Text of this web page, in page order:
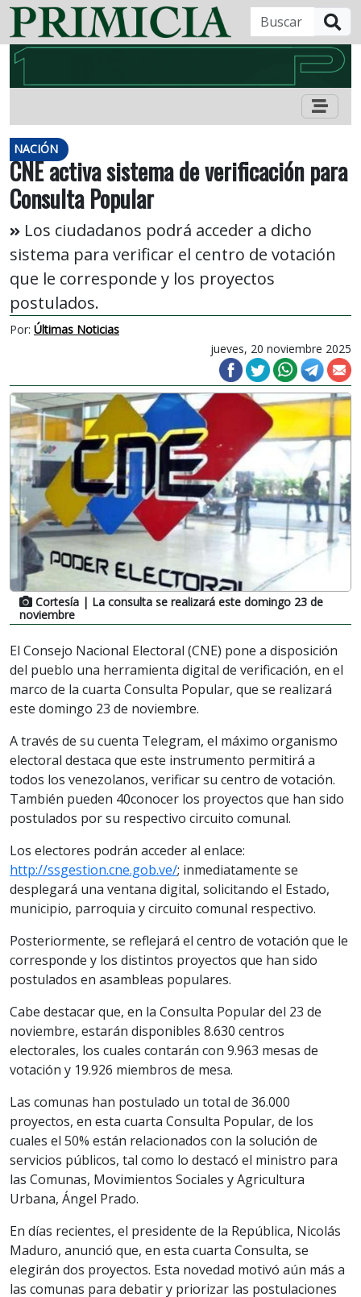
NACIÓN
CNE activa sistema de verificación para
Consulta Popular
Los ciudadanos podrá acceder a dicho
sistema para verificar el centro de votación
que le corresponde y los proyectos
postulados.
Por: Últimas Noticias
jueves, 20 noviembre 2025
Cortesía | La consulta se realizará este domingo 23 de
noviembre
El Consejo Nacional Electoral (CNE) pone a disposición
del pueblo una herramienta digital de verificación, en el
marco de la cuarta Consulta Popular, que se realizará
este domingo 23 de noviembre.
A través de su cuenta Telegram, el máximo organismo
electoral destaca que este instrumento permitirá a
todos los venezolanos, verificar su centro de votación.
También pueden 40conocer los proyectos que han sido
postulados por su respectivo circuito comunal.
Los electores podrán acceder al enlace:
http://ssgestion.cne.gob.ve/; inmediatamente se
desplegará una ventana digital, solicitando el Estado,
municipio, parroquia y circuito comunal respectivo.
Posteriormente, se reflejará el centro de votación que le
corresponde y los distintos proyectos que han sido
postulados en asambleas populares.
Cabe destacar que, en la Consulta Popular del 23 de
noviembre, estarán disponibles 8.630 centros
electorales, los cuales contarán con 9.963 mesas de
votación y 19.926 miembros de mesa.
Las comunas han postulado un total de 36.000
proyectos, en esta cuarta Consulta Popular, de los
cuales el 50% están relacionados con la solución de
servicios públicos, tal como lo destacó el ministro para
las Comunas, Movimientos Sociales y Agricultura
Urbana, Ángel Prado.
En días recientes, el presidente de la República, Nicolás
Maduro, anunció que, en esta cuarta Consulta, se
elegirán dos proyectos. Esta novedad motivó aún más a
las comunas para debatir y priorizar las postulaciones